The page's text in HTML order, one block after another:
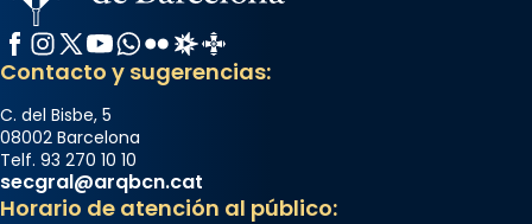
Facebook
Instagram
X / Twitter
YouTube
WhatsApp
FlickrRadio Estel
Catalunya Cristiana
Contacto y sugerencias:
C. del Bisbe, 5
08002 Barcelona
Telf. 93 270 10 10
secgral@arqbcn.cat
Horario de atención al público: